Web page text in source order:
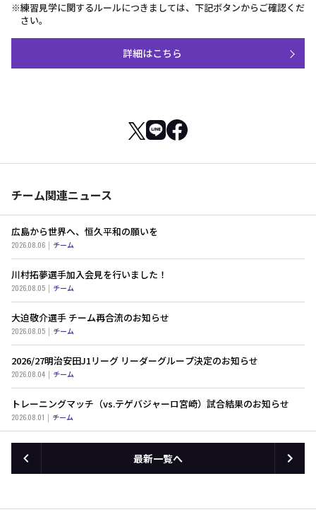
※練習見学に関するルールにつきましては、下記ボタンからご確認くだ
さい。
詳細はこちら
チーム関連ニュース
広島から世界へ、恒久平和の願いを
2026.08.06 チーム
川村拓夢選手加入会見を行いました！
2026.08.05 チーム
大迫敬介選手 チーム再合流のお知らせ
2026.08.05 チーム
2026/27明治安田J1リーグ リーダーグループ決定のお知らせ
2026.08.04 チーム
トレーニングマッチ（vs.テゲバジャーロ宮崎）試合結果のお知らせ
2026.08.01 チーム
最新一覧へ